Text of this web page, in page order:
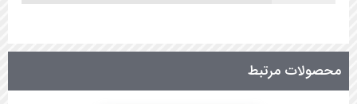
محصولات مرتبط